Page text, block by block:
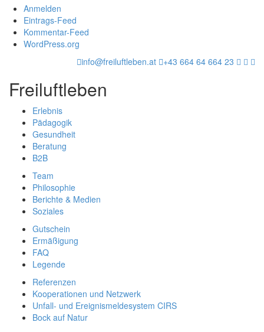
Anmelden
Eintrags-Feed
Kommentar-Feed
WordPress.org
info@freiluftleben.at
+43 664 64 664 23
Freiluftleben
Erlebnis
Pädagogik
Gesundheit
Beratung
B2B
Team
Philosophie
Berichte & Medien
Soziales
Gutschein
Ermäßigung
FAQ
Legende
Referenzen
Kooperationen und Netzwerk
Unfall- und Ereignismeldesystem CIRS
Bock auf Natur